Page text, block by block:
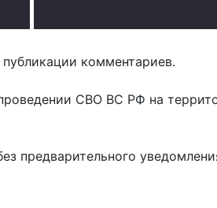
комментариев.
СВО ВС РФ на
предварительного